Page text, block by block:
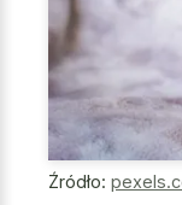
Źródło: